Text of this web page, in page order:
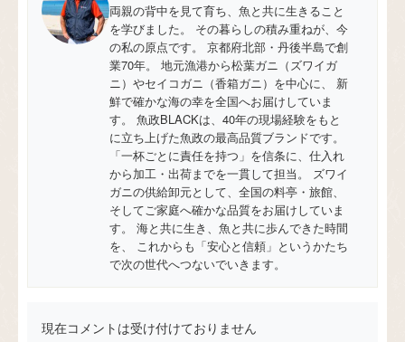
両親の背中を見て育ち、魚と共に生きること
を学びました。 その暮らしの積み重ねが、今
の私の原点です。 京都府北部・丹後半島で創
業70年。 地元漁港から松葉ガニ（ズワイガ
ニ）やセイコガニ（香箱ガニ）を中心に、 新
鮮で確かな海の幸を全国へお届けしていま
す。 魚政BLACKは、40年の現場経験をもと
に立ち上げた魚政の最高品質ブランドです。
「一杯ごとに責任を持つ」を信条に、仕入れ
から加工・出荷までを一貫して担当。 ズワイ
ガニの供給卸元として、全国の料亭・旅館、
そしてご家庭へ確かな品質をお届けしていま
す。 海と共に生き、魚と共に歩んできた時間
を、 これからも「安心と信頼」というかたち
で次の世代へつないでいきます。
現在コメントは受け付けておりません